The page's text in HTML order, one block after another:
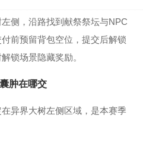
侧，沿路找到献祭祭坛与NPC
前预留背包空位，提交后解锁
锁场景隐藏奖励。
肿在哪交
异界大树左侧区域，是本赛季